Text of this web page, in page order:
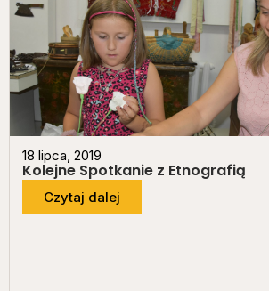
18 lipca, 2019
Kolejne Spotkanie z Etnografią
Czytaj dalej